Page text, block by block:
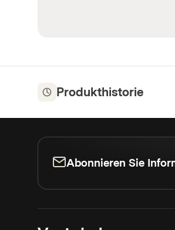
Produkthistorie
Abonnieren Sie